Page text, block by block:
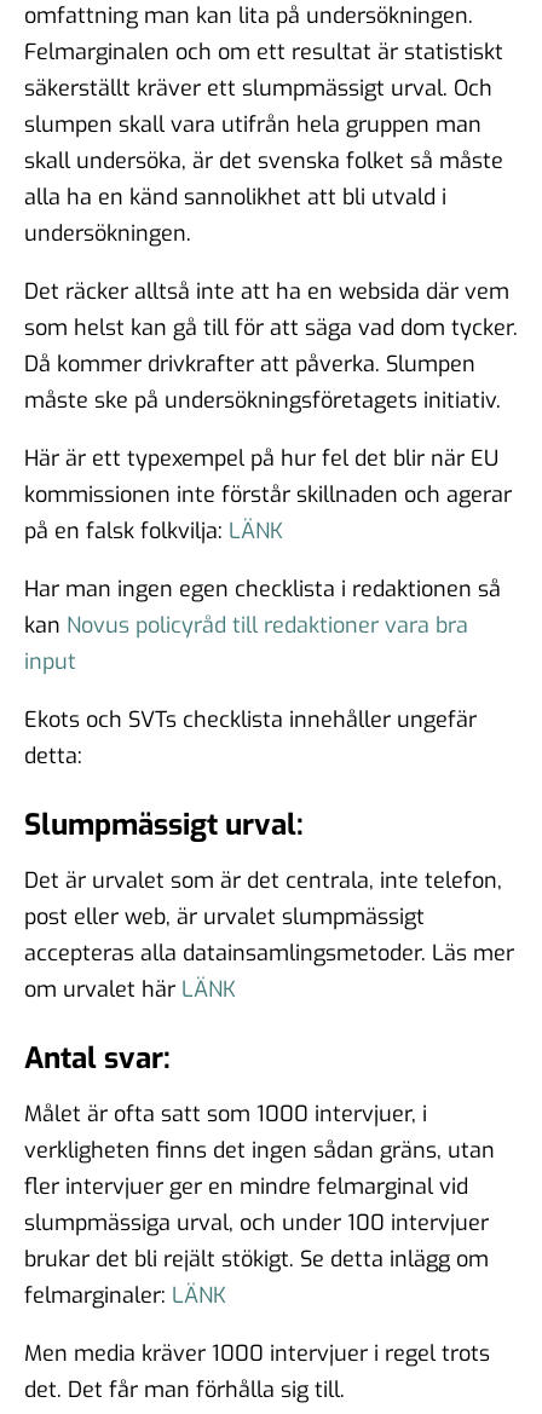
omfattning man kan lita på undersökningen.
Felmarginalen och om ett resultat är statistiskt
säkerställt kräver ett slumpmässigt urval. Och
slumpen skall vara utifrån hela gruppen man
skall undersöka, är det svenska folket så måste
alla ha en känd sannolikhet att bli utvald i
undersökningen.
Det räcker alltså inte att ha en websida där vem
som helst kan gå till för att säga vad dom tycker.
Då kommer drivkrafter att påverka. Slumpen
måste ske på undersökningsföretagets initiativ.
Här är ett typexempel på hur fel det blir när EU
kommissionen inte förstår skillnaden och agerar
på en falsk folkvilja: LÄNK
Har man ingen egen checklista i redaktionen så
kan Novus policyråd till redaktioner vara bra
input
Ekots och SVTs checklista innehåller ungefär
detta:
Slumpmässigt urval:
Det är urvalet som är det centrala, inte telefon,
post eller web, är urvalet slumpmässigt
accepteras alla datainsamlingsmetoder. Läs mer
om urvalet här LÄNK
Antal svar:
Målet är ofta satt som 1000 intervjuer, i
verkligheten finns det ingen sådan gräns, utan
fler intervjuer ger en mindre felmarginal vid
slumpmässiga urval, och under 100 intervjuer
brukar det bli rejält stökigt. Se detta inlägg om
felmarginaler: LÄNK
Men media kräver 1000 intervjuer i regel trots
det. Det får man förhålla sig till.